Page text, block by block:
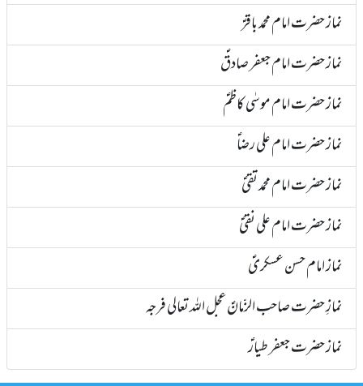
نماز حضرت امام محمد باقرؑ
نماز حضرت امام جعفر صادقؑ
نماز حضرت امام موسٰی کاظمؑ
نماز حضرت امام علی رضاؑ
نماز حضرت امام محمد تقیؑ
نماز حضرت امام علی نقیؑ
نماز امام حسن عسکریؑ
نمازِ حضرت صاحب الزّمانؑ عجل اللہ تعالی فرجہ
نماز حضرت جعفر طیارؑ